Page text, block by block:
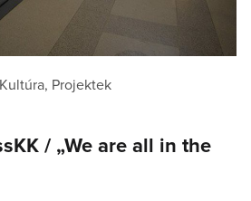
Kultúra, Projektek
/ „We are all in the